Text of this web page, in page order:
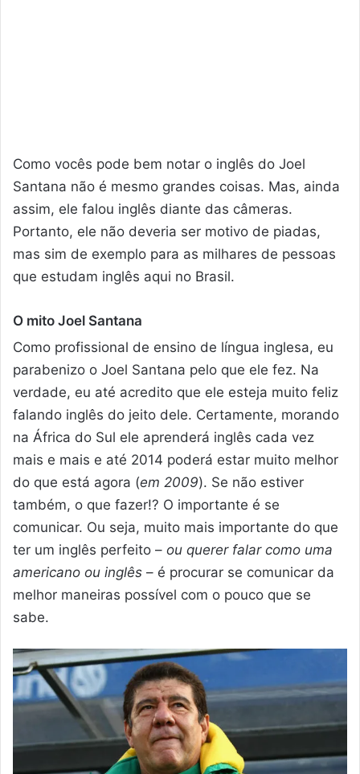
Como vocês pode bem notar o inglês do Joel
Santana não é mesmo grandes coisas. Mas, ainda
assim, ele falou inglês diante das câmeras.
Portanto, ele não deveria ser motivo de piadas,
mas sim de exemplo para as milhares de pessoas
que estudam inglês aqui no Brasil.
O mito Joel Santana
Como profissional de ensino de língua inglesa, eu
parabenizo o Joel Santana pelo que ele fez. Na
verdade, eu até acredito que ele esteja muito feliz
falando inglês do jeito dele. Certamente, morando
na África do Sul ele aprenderá inglês cada vez
mais e mais e até 2014 poderá estar muito melhor
do que está agora (em 2009). Se não estiver
também, o que fazer!? O importante é se
comunicar. Ou seja, muito mais importante do que
ter um inglês perfeito – ou querer falar como uma
americano ou inglês – é procurar se comunicar da
melhor maneiras possível com o pouco que se
sabe.